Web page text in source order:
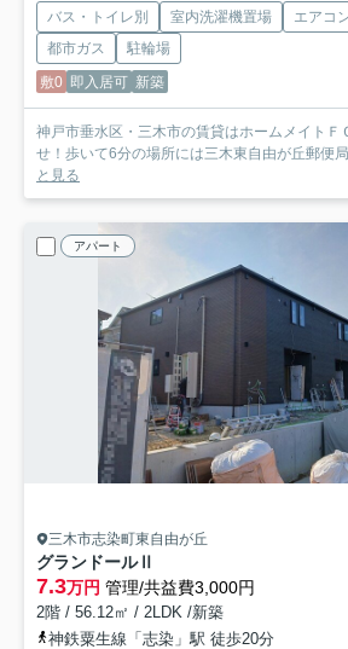
バス・トイレ別 室内洗濯機置場 エアコ
都市ガス
駐輪場
敷0 即入居可 新築
神戸市垂水区・三木市の賃貸はホームメイトＦ
せ！歩いて6分の場所には三木東自由が丘郵便
と見る
アパート
三木市志染町東自由が丘
グランドールⅡ
7.3万円 管理/共益費3,000円
2階 / 56.12㎡ / 2LDK /新築
神鉄粟生線「志染」駅 徒歩20分